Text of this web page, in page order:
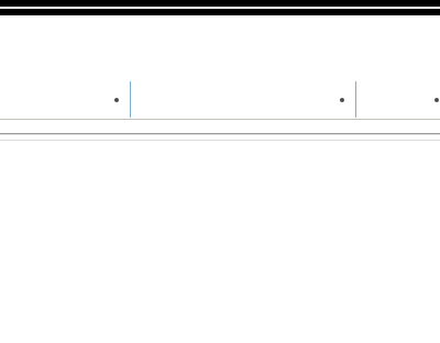
СПЕЦТЕХНИКИ СЕРВИСНОЕ ОБСЛУЖИВАНИЕ ЗАПЧАСТИ